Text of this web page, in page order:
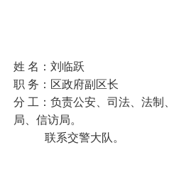
姓 名：刘临跃
职 务：区政府副区长
分 工：负责公安、司法、法
局、信访局。
联系交警大队。